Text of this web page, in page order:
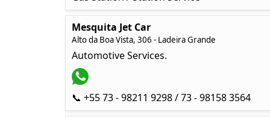
Mesquita Jet Car
Alto da Boa Vista, 306 - Ladeira Grande
Automotive Services.
📞 +55 73 - 98211 9298 / 73 - 98158 3564